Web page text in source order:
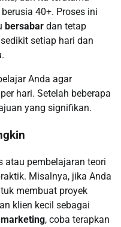
40+. Proses ini
bersabar dan tetap
setiap hari dan
Anda agar
hari. Setelah beberapa
yang signifikan.
atau pembelajaran teori
Misalnya, jika Anda
membuat proyek
klien kecil sebagai
, coba terapkan